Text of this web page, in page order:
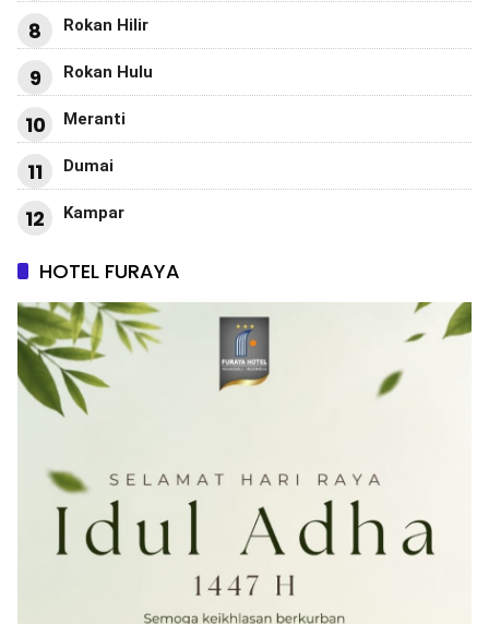
8 Rokan Hilir
9 Rokan Hulu
10 Meranti
11 Dumai
12 Kampar
HOTEL FURAYA